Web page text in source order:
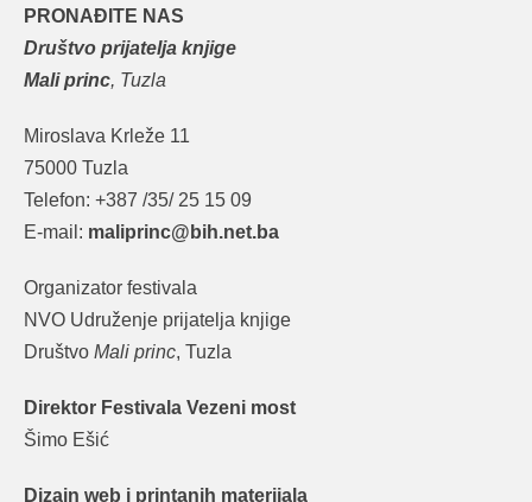
PRONAĐITE NAS
Društvo prijatelja knjige
Mali princ, Tuzla
Miroslava Krleže 11
75000 Tuzla
Telefon: +387 /35/ 25 15 09
E-mail: maliprinc@bih.net.ba
Organizator festivala
NVO Udruženje prijatelja knjige
Društvo Mali princ, Tuzla
Direktor Festivala Vezeni most
Šimo Ešić
Dizajn web i printanih materijala